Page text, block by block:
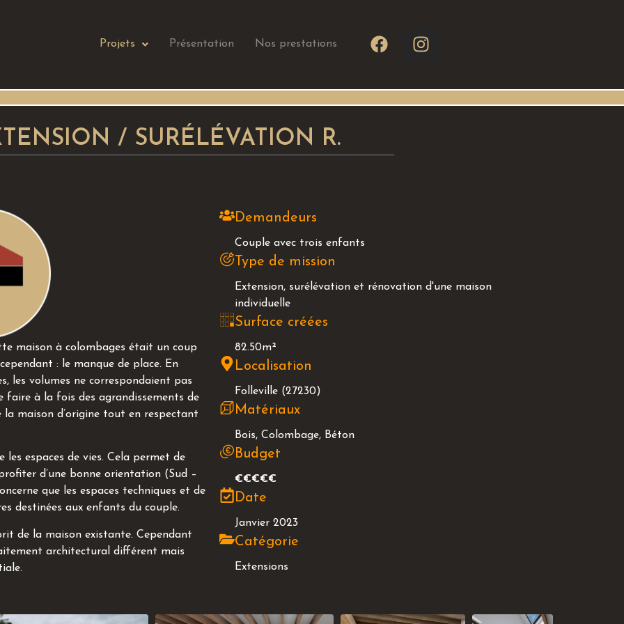
Projets Présentation Nos prestations
/ SURÉLÉVATION R.
maison à colombages était un coup
: le manque de place. En
les volumes ne correspondaient pas
faire à la fois des agrandissements de
maison d’origine tout en respectant
les espaces de vies. Cela permet de
d’une bonne orientation (Sud –
que les espaces techniques et de
destinées aux enfants du couple.
de la maison existante. Cependant
architectural différent mais
Demandeurs
Couple avec trois enfants
Type de mission
Extension, surélévation et rénovation d'une maison
individuelle
Surface créées
82.50m²
Localisation
Folleville (27230)
Matériaux
Bois, Colombage, Béton
Budget
€€€€€
Date
Janvier 2023
Catégorie
Extensions